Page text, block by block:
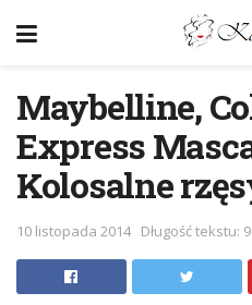
Maybelline,
Express
Kolosalne
10 listopada 2014 Długość tekstu: